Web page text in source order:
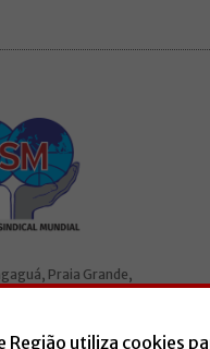
Praia Grande,
Mundial (FSM).
Região utiliza cookies